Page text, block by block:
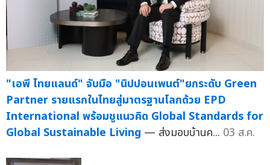
"เอพี ไทยแลนด์" จับมือ "นิปปอนเพนต์"ยกระดับ Green
Partner รายแรกในไทยสู่มาตรฐานโลกด้วย EPD
International พร้อมชูแนวคิด Global Standards for
Global Sustainable Living — ส่งมอบบ้านค... 03 ส.ค.